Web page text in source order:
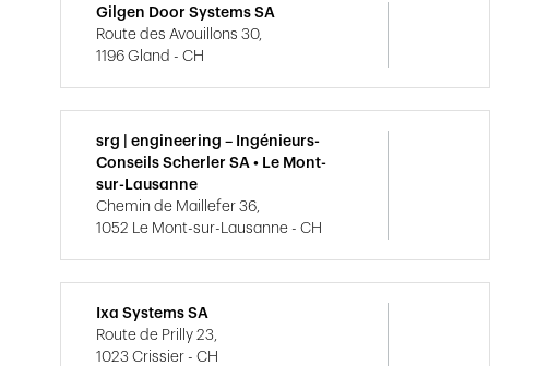
Gilgen Door Systems SA
Route des Avouillons 30,
1196 Gland - CH
srg | engineering – Ingénieurs-
Conseils Scherler SA • Le Mont-
sur-Lausanne
Chemin de Maillefer 36,
1052 Le Mont-sur-Lausanne - CH
Ixa Systems SA
Route de Prilly 23,
1023 Crissier - CH